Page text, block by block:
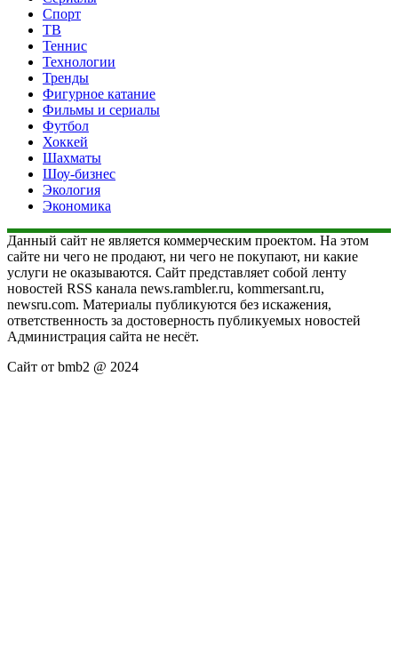
Спорт
ТВ
Теннис
Технологии
Тренды
Фигурное катание
Фильмы и сериалы
Футбол
Хоккей
Шахматы
Шоу-бизнес
Экология
Экономика
Данный сайт не является коммерческим проектом. На этом
сайте ни чего не продают, ни чего не покупают, ни какие
услуги не оказываются. Сайт представляет собой ленту
новостей RSS канала news.rambler.ru, kommersant.ru,
newsru.com. Материалы публикуются без искажения,
ответственность за достоверность публикуемых новостей
Администрация сайта не несёт.
Сайт от bmb2 @ 2024